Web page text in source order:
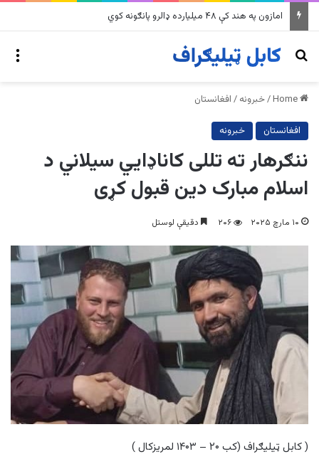
په وینزویلا کې زورورو زلزلو پراخ زیانونه اړولي
Search for
/خبرونه / افغانستان
افغانستان خبرونه
ننګرهار ته تللی کاناډایي سیلاني د
اسلام مبارک دین قبول کړی
۱۰ مارچ ۲۰۲۵ ۲۰۶ دقیقې لوستل
( کابل ټيليګراف (کب ۲۰ – ۱۴۰۳ لمريزکال )